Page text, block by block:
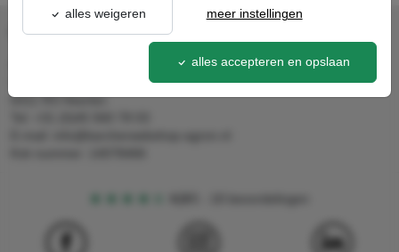
CONTACT
6411 RS Heerlen
alles weigeren meer instellingen
alles accepteren en opslaan